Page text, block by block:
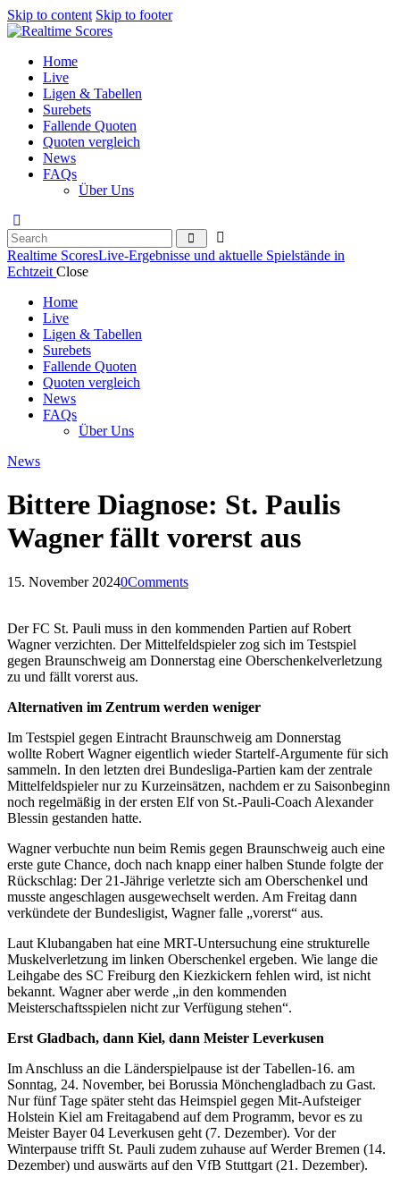
Skip to content Skip to footer
Home
Live
Ligen & Tabellen
Surebets
Fallende Quoten
Quoten vergleich
News
FAQs
Über Uns
Realtime ScoresLive-Ergebnisse und aktuelle Spielstände in
Echtzeit Close
Home
Live
Ligen & Tabellen
Surebets
Fallende Quoten
Quoten vergleich
News
FAQs
Über Uns
News
Bittere Diagnose: St. Paulis
Wagner fällt vorerst aus
15. November 20240Comments
Der FC St. Pauli muss in den kommenden Partien auf Robert
Wagner verzichten. Der Mittelfeldspieler zog sich im Testspiel
gegen Braunschweig am Donnerstag eine Oberschenkelverletzung
zu und fällt vorerst aus.
Alternativen im Zentrum werden weniger
Im Testspiel gegen Eintracht Braunschweig am Donnerstag
wollte Robert Wagner eigentlich wieder Startelf-Argumente für sich
sammeln. In den letzten drei Bundesliga-Partien kam der zentrale
Mittelfeldspieler nur zu Kurzeinsätzen, nachdem er zu Saisonbeginn
noch regelmäßig in der ersten Elf von St.-Pauli-Coach Alexander
Blessin gestanden hatte.
Wagner verbuchte nun beim Remis gegen Braunschweig auch eine
erste gute Chance, doch nach knapp einer halben Stunde folgte der
Rückschlag: Der 21-Jährige verletzte sich am Oberschenkel und
musste angeschlagen ausgewechselt werden. Am Freitag dann
verkündete der Bundesligist, Wagner falle „vorerst“ aus.
Laut Klubangaben hat eine MRT-Untersuchung eine strukturelle
Muskelverletzung im linken Oberschenkel ergeben. Wie lange die
Leihgabe des SC Freiburg den Kiezkickern fehlen wird, ist nicht
bekannt. Wagner aber werde „in den kommenden
Meisterschaftsspielen nicht zur Verfügung stehen“.
Erst Gladbach, dann Kiel, dann Meister Leverkusen
Im Anschluss an die Länderspielpause ist der Tabellen-16. am
Sonntag, 24. November, bei Borussia Mönchengladbach zu Gast.
Nur fünf Tage später steht das Heimspiel gegen Mit-Aufsteiger
Holstein Kiel am Freitagabend auf dem Programm, bevor es zu
Meister Bayer 04 Leverkusen geht (7. Dezember). Vor der
Winterpause trifft St. Pauli zudem zuhause auf Werder Bremen (14.
Dezember) und auswärts auf den VfB Stuttgart (21. Dezember).